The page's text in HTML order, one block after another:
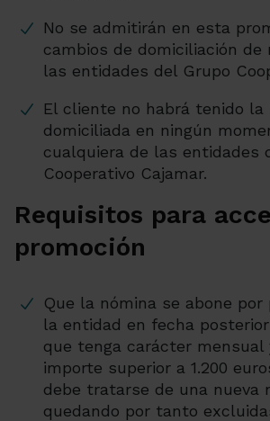
No se admitirán en esta
cambios de domiciliación de
las entidades del Grupo
El cliente no habrá tenido la
domiciliada en ningún
cualquiera de las entidades
Cooperativo Cajamar.
Requisitos para
promoción
Que la nómina se abone por
la entidad en fecha
que tenga carácter mensual
importe superior a 1.200
debe tratarse de una nueva
quedando por tanto